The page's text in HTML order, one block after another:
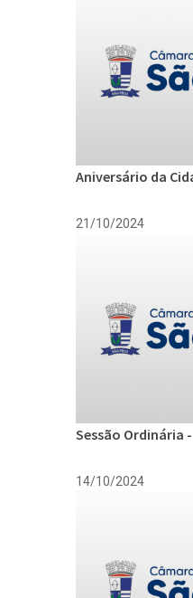
Aniversário da
21/10/2024
Sessão Ordinária
14/10/2024